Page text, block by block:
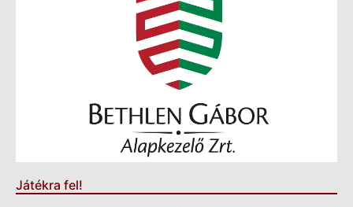
Játékra fel!